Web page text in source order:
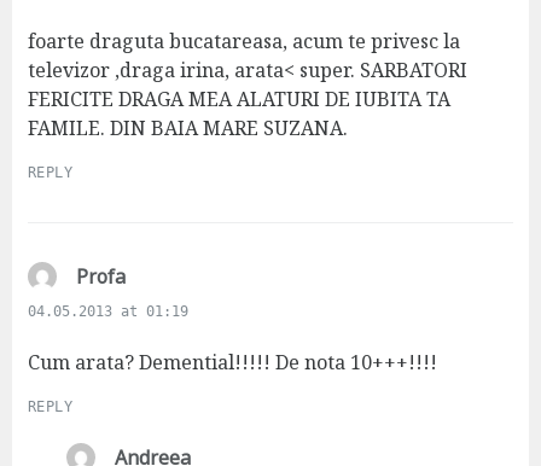
s
:
foarte draguta bucatareasa, acum te privesc la
televizor ,draga irina, arata< super. SARBATORI
FERICITE DRAGA MEA ALATURI DE IUBITA TA
FAMILE. DIN BAIA MARE SUZANA.
REPLY
Profas
a
s
04.05.2013 at 01:19
Cum arata? Demential!!!!! De nota 10+++!!!!
REPLY
Andreeas